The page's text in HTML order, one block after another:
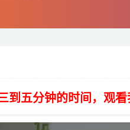
到五分钟的时间，观